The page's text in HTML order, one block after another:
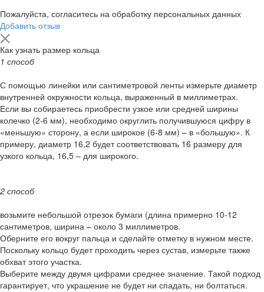
Пожалуйста, согласитесь на обработку персональных данных
Добавить отзыв
Как узнать размер кольца
1 способ
С помощью линейки или сантиметровой ленты измерьте диаметр
внутренней окружности кольца, выраженный в миллиметрах.
Если вы собираетесь приобрести узкое или средней ширины
колечко (2-6 мм), необходимо округлить получившуюся цифру в
«меньшую» сторону, а если широкое (6-8 мм) – в «большую». К
примеру, диаметр 16,2 будет соответствовать 16 размеру для
узкого кольца, 16,5 – для широкого.
2 способ
возьмите небольшой отрезок бумаги (длина примерно 10-12
сантиметров, ширина – около 3 миллиметров.
Оберните его вокруг пальца и сделайте отметку в нужном месте.
Поскольку кольцо будет проходить через сустав, измерьте также
обхват этого участка.
Выберите между двумя цифрами среднее значение. Такой подход
гарантирует, что украшение не будет ни спадать, ни болтаться.